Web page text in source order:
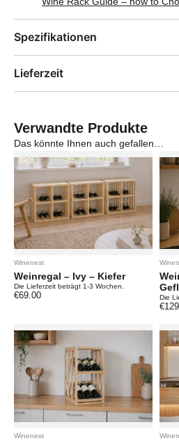
Spezifikationen
Lieferzeit
Verwandte Produkte
Das könnte Ihnen auch gefallen…
Winenest
Weinregal – Ivy – Kiefer
Die Lieferzeit beträgt 1-3 Wochen.
€69.00 Die
€
Winenest